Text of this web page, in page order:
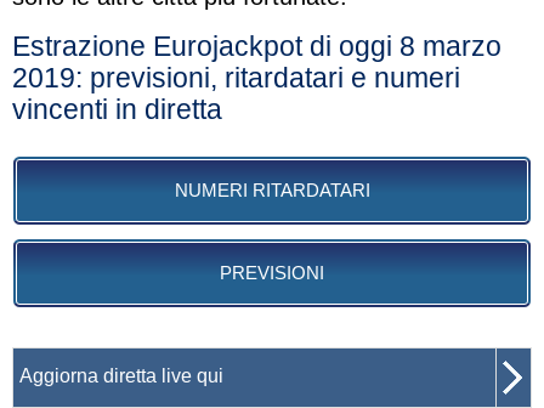
Estrazione Eurojackpot di oggi 8 marzo
2019: previsioni, ritardatari e numeri
vincenti in diretta
NUMERI RITARDATARI
PREVISIONI
Aggiorna diretta live qui